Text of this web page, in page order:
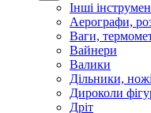
Інші
Аерографи,
Ваги,
Вайнери
Валики
Дільники,
Дироколи
Дріт